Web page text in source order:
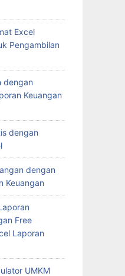
Excel
Pengambilan
dengan
Keuangan
dengan
dengan
Keuangan
Free
Laporan
UMKM